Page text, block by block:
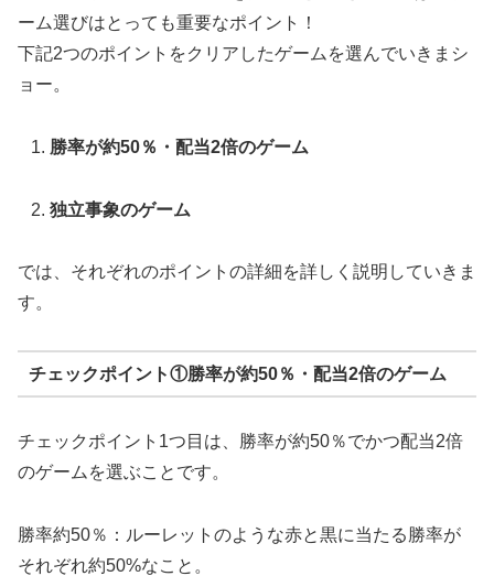
ーム選びはとっても重要なポイント！
下記2つのポイントをクリアしたゲームを選んでいきまシ
ョー。
勝率が約50％・配当2倍のゲーム
独立事象のゲーム
では、それぞれのポイントの詳細を詳しく説明していきま
す。
チェックポイント①勝率が約50％・配当2倍のゲーム
チェックポイント1つ目は、勝率が約50％でかつ配当2倍
のゲームを選ぶことです。
勝率約50％：ルーレットのような赤と黒に当たる勝率が
それぞれ約50%なこと。